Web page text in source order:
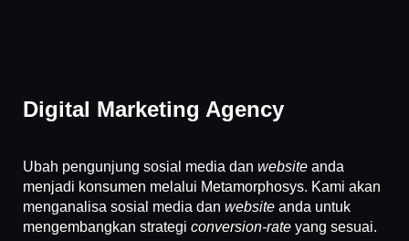
Digital Marketing Agency
Ubah pengunjung sosial media dan website anda
menjadi konsumen melalui Metamorphosys. Kami akan
menganalisa sosial media dan website anda untuk
mengembangkan strategi conversion-rate yang sesuai.